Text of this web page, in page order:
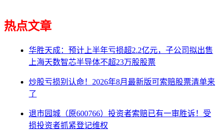
热点文章
华胜天成：预计上半年亏损超2.2亿元，子公司拟出售
上海天数智芯半导体不超23万股股票
炒股亏损别认命！2026年8月最新版可索赔股票清单来
了
退市园城（原600766）投资者索赔已有一审胜诉！受
损投资者抓紧登记维权